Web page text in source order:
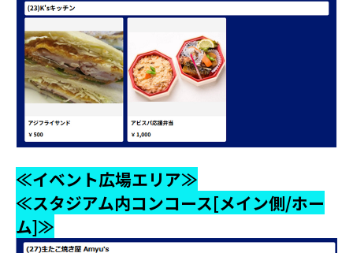
≪イベント広場エリア≫
≪スタジアム内コンコース[メイン側/ホー
ム]≫